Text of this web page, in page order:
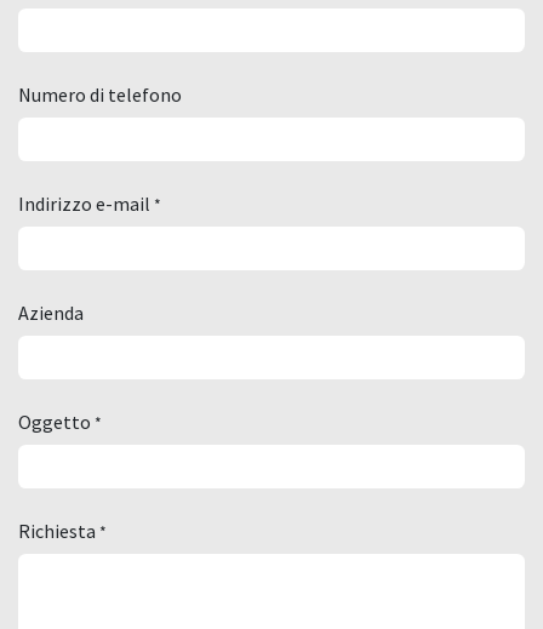
Numero di telefono
Indirizzo e-mail *
Azienda
Oggetto *
Richiesta *